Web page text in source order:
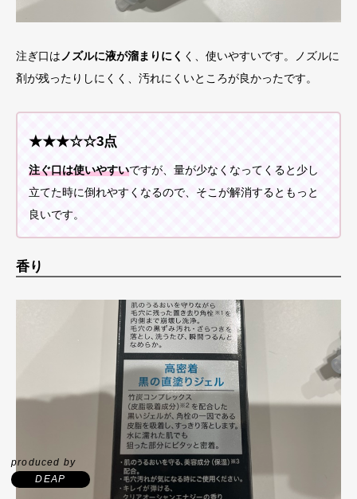
produced by
DEAP
注ぎ口はノズルに液が溜まりにく く、使いやすいです。ノズルに
剤が残ったりしにくく、汚れにくいところが良かったです。
★★★☆☆3点
注ぐ口は使いやすいですが、量が少なくなってくると少し
立てた時に倒れやすくなるので、そこが解消するともっと
良いです。
香り